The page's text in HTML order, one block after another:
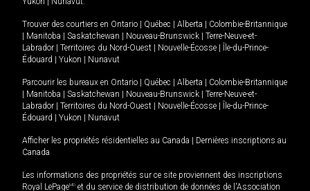
Trouver des courtiers en Ontario | Québec | Alberta | Colombie-Britannique
| Manitoba | Saskatchewan | Nouveau-Brunswick | Terre-Neuve-et-
Labrador | Territoires du Nord-Ouest | Nouvelle-Écosse | Île-du-Prince-
Édouard | Yukon | Nunavut
Parcourir les bureaux en Ontario | Québec | Alberta | Colombie-Britannique
| Manitoba | Saskatchewan | Nouveau-Brunswick | Terre-Neuve-et-
Labrador | Territoires du Nord-Ouest | Nouvelle-Écosse | Île-du-Prince-
Édouard | Yukon | Nunavut
Afficher les propriétés résidentielles au Canada | Dernières inscriptions au
Canada
Les informations des propriétés sur ce site proviennent des inscriptions
Royal LePageMD et du service de distribution de données de l'Association